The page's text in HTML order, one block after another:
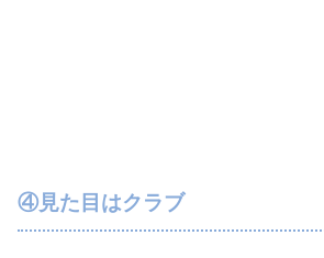
④見た目はクラブ